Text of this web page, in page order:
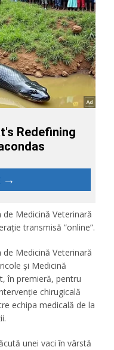
Medicină Veterinară
transmisă ”online”.
Medicină Veterinară
și Medicină
în premieră, pentru
chirugicală
echipa medicală de la
unei vaci în vârstă